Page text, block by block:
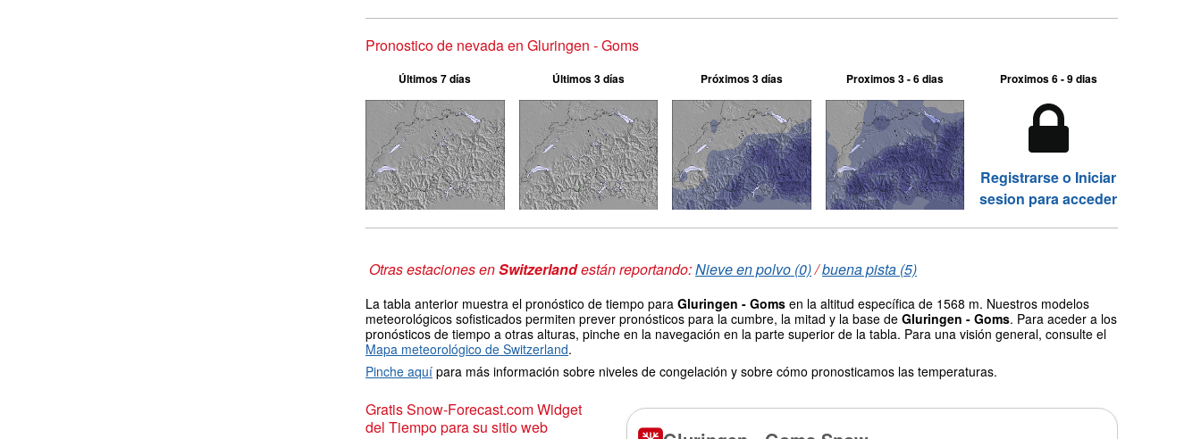
Pronostico de nevada en Gluringen - Goms
Últimos 7 días Últimos 3 días Próximos 3 días Proximos 3 - 6 dias Proximos 6 - 9 dias
Registrarse o Iniciar
sesion para acceder
Otras estaciones enSwitzerlandestán reportando:Nieve en polvo (0)/buena pista (5)
La tabla anterior muestra el pronóstico de tiempo para Gluringen - Goms en la altitud específica de 1568 m. Nuestros modelos
meteorológicos sofisticados permiten prever pronósticos para la cumbre, la mitad y la base de Gluringen - Goms. Para aceder a los
pronósticos de tiempo a otras alturas, pinche en la navegación en la parte superior de la tabla. Para una visión general, consulte el
Mapa meteorológico de Switzerland.
Pinche aquí para más información sobre niveles de congelación y sobre cómo pronosticamos las temperaturas.
Gratis Snow-Forecast.com Widget
del Tiempo para su sitio web